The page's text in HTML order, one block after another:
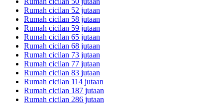
Rumah cicilan 52 jutaan
Rumah cicilan 58 jutaan
Rumah cicilan 59 jutaan
Rumah cicilan 65 jutaan
Rumah cicilan 68 jutaan
Rumah cicilan 73 jutaan
Rumah cicilan 77 jutaan
Rumah cicilan 83 jutaan
Rumah cicilan 114 jutaan
Rumah cicilan 187 jutaan
Rumah cicilan 286 jutaan